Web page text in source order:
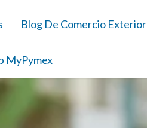
Blog De Comercio Exterior
MyPymex